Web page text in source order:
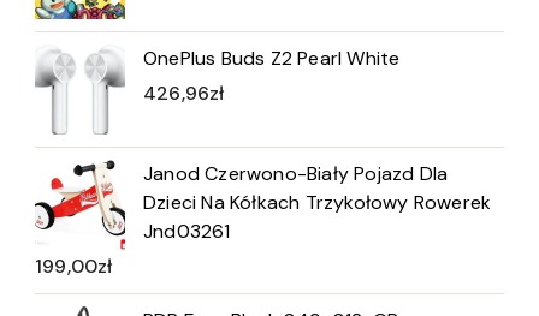
OnePlus Buds Z2 Pearl White
426,96zł
Janod Czerwono-Biały Pojazd Dla
Dzieci Na Kółkach Trzykołowy Rowerek
Jnd03261
199,00zł